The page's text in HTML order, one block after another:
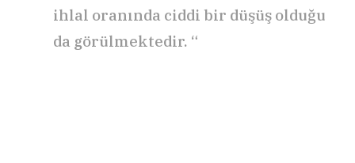
ihlal oranında ciddi bir düşüş olduğu
da görülmektedir. “